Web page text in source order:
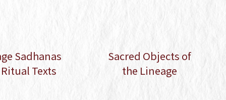
Registration Form
Sadhanas
Texts
Sacred Objects of
the Lineage